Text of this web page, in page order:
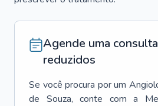
Agende uma
reduzidos
Se você procura por um
de Souza, conte com a